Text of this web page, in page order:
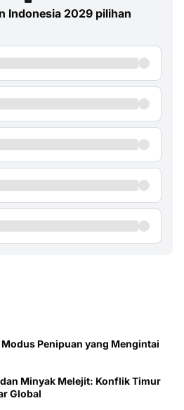
Indonesia 2029 pilihan
Penipuan yang Mengintai
Minyak Melejit: Konflik Timur
Global